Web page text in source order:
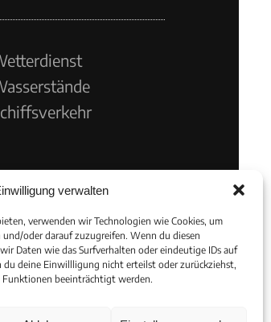
verwalten
verwenden wir Technologien wie Cookies, um
oder darauf zuzugreifen. Wenn du diesen
Daten wie das Surfverhalten oder eindeutige IDs auf
du deine Einwillligung nicht erteilst oder zurückziehst,
beeinträchtigt werden.